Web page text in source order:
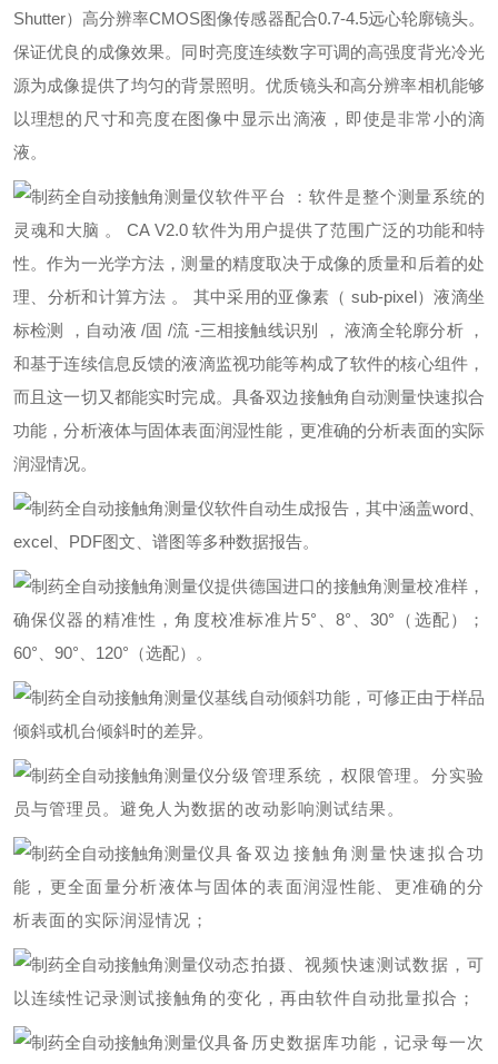
Shutter）高分辨率CMOS图像传感器配合0.7-4.5远心轮廓镜头。
保证优良的成像效果。同时亮度连续数字可调的高强度背光冷光
源为成像提供了均匀的背景照明。优质镜头和高分辨率相机能够
以理想的尺寸和亮度在图像中显示出滴液，即使是非常小的滴
液。
软件平台 ：软件是整个测量系统的
灵魂和大脑 。 CA V2.0 软件为用户提供了范围广泛的功能和特
性。作为一光学方法，测量的精度取决于成像的质量和后着的处
理、分析和计算方法 。 其中采用的亚像素（ sub-pixel）液滴坐
标检测 ，自动液 /固 /流 -三相接触线识别 ， 液滴全轮廓分析 ，
和基于连续信息反馈的液滴监视功能等构成了软件的核心组件，
而且这一切又都能实时完成。具备双边接触角自动测量快速拟合
功能，分析液体与固体表面润湿性能，更准确的分析表面的实际
润湿情况。
软件自动生成报告，其中涵盖word、
excel、PDF图文、谱图等多种数据报告。
提供德国进口的接触角测量校准样，
确保仪器的精准性，角度校准标准片5°、8°、30°（选配）；
60°、90°、120°（选配）。
基线自动倾斜功能，可修正由于样品
倾斜或机台倾斜时的差异。
分级管理系统，权限管理。分实验
员与管理员。避免人为数据的改动影响测试结果。
具备双边接触角测量快速拟合功
能，更全面量分析液体与固体的表面润湿性能、更准确的分
析表面的实际润湿情况；
动态拍摄、视频快速测试数据，可
以连续性记录测试接触角的变化，再由软件自动批量拟合；
具备历史数据库功能，记录每一次